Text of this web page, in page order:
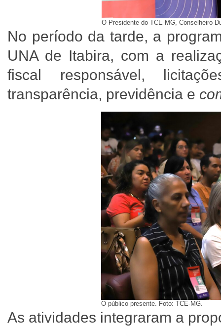
O Presidente do TCE-MG, Conselheiro
No período da tarde, a
UNA de Itabira, com a
fiscal responsável,
transparência, previdência e
O público presente. Foto: TCE-MG.
As atividades integraram a